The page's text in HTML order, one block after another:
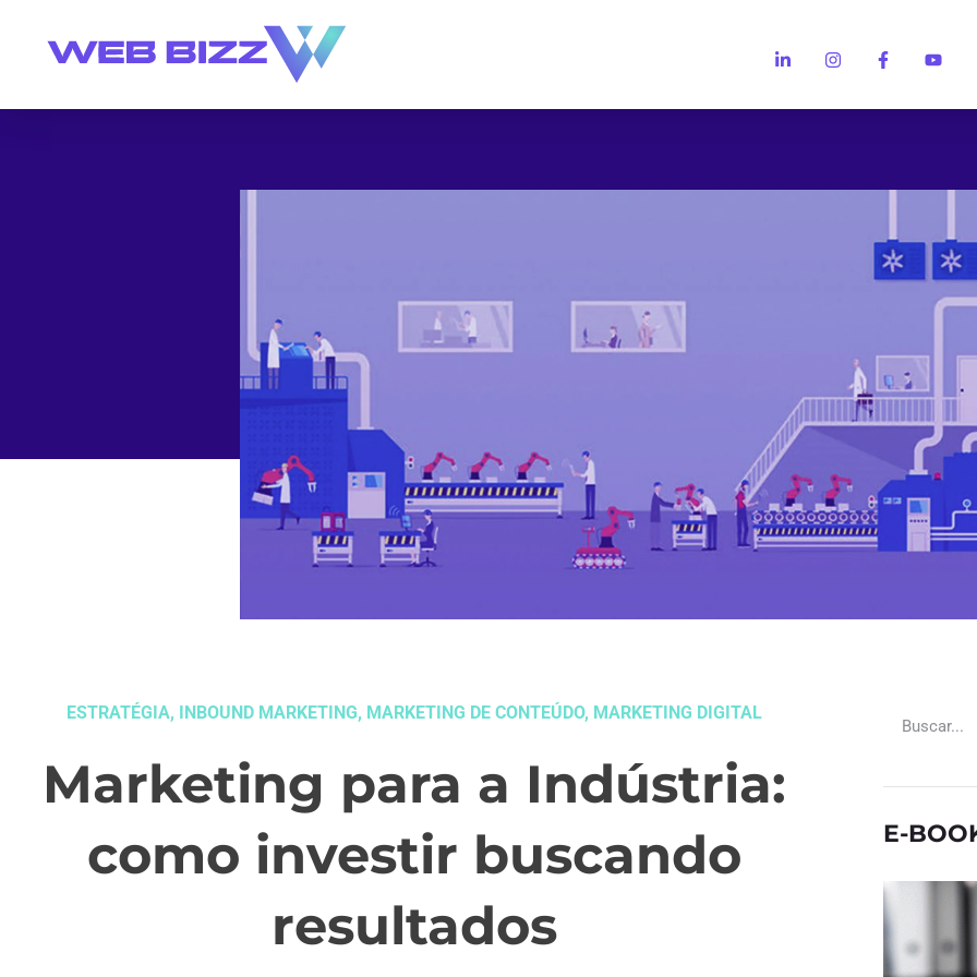
ESTRATÉGIA, INBOUND MARKETING, MARKETING DE CONTEÚDO, MARKETING DIGITAL
Marketing para a Indústria:
como investir buscando
resultados
E-